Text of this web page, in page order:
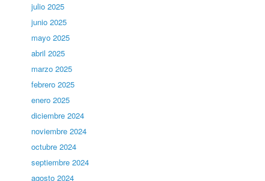
julio 2025
junio 2025
mayo 2025
abril 2025
marzo 2025
febrero 2025
enero 2025
diciembre 2024
noviembre 2024
octubre 2024
septiembre 2024
agosto 2024